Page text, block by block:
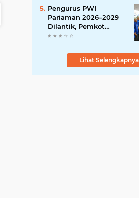
Pengurus PWI
Pariaman 2026–2029
Dilantik, Pemkot
Tekankan Sinergi dan
Lihat Selengkapnya